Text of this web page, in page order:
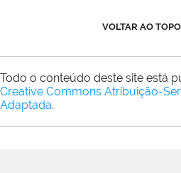
VOLTAR AO TOPO
Todo o conteúdo deste site está
Creative Commons Atribuição-
Adaptada.